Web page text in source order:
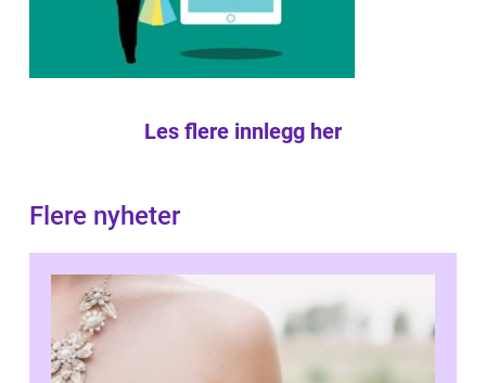
Les flere innlegg her
Flere nyheter